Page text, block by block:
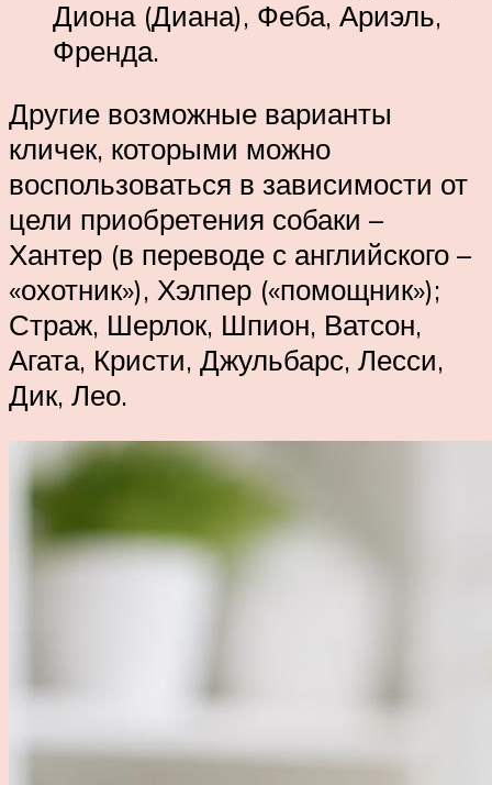
Диона (Диана), Феба, Ариэль,
Френда.
Другие возможные варианты
кличек, которыми можно
воспользоваться в зависимости от
цели приобретения собаки –
Хантер (в переводе с английского –
«охотник»), Хэлпер («помощник»);
Страж, Шерлок, Шпион, Ватсон,
Агата, Кристи, Джульбарс, Лесси,
Дик, Лео.